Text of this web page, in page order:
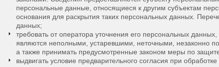
персональные данные, относящиеся к другим субъектам
основания для раскрытия таких персональных данных.
данных;
требовать от оператора уточнения его персональных
являются неполными, устаревшими, неточными, незаконно
а также принимать предусмотренные законом меры по
выдвигать условие предварительного согласия при